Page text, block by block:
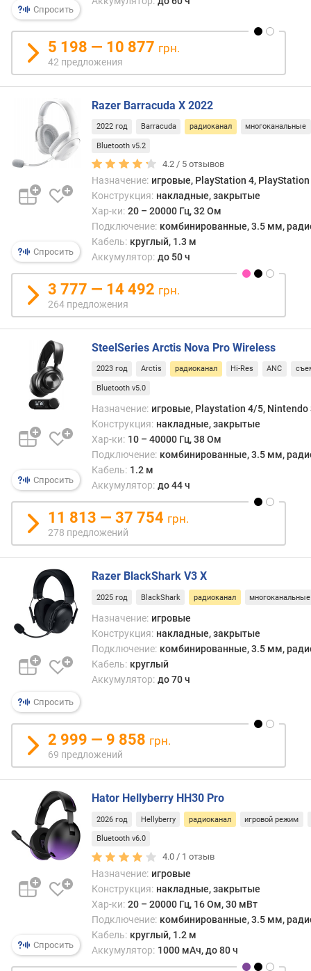
м
.
а
о
т
Г
ц
а
к
с
.
ч
а
о
т
а
Г
ц
ч
в
и
т
е
л
ь
н
о
т
ь
(
д
Б
)
е
с
(
г
к
с
т
Спросить
5 198 — 10 877 грн.
42 предложения
Спросить
Razer Barracuda X 2022
2022 год Barracuda радиоканал многоканальные
Bluetooth v5.2
4.2 / 5 отзывов
Назначение: игровые, PlayStation 4,
Конструкция: накладные, закрытые
Хар-ки: 20 – 20000 Гц, 32 Ом
Подключение: комбинированные, 3.5 мм,
Кабель: круглый, 1.3 м
Аккумулятор: до 50 ч
3 777 — 14 492 грн.
264 предложения
Спросить
SteelSeries Arctis Nova Pro Wireless
2023 год Arctis радиоканал Hi-Res ANC
Bluetooth v5.0
Назначение: игровые, Playstation 4/5, Nintendo
Конструкция: накладные, закрытые
Хар-ки: 10 – 40000 Гц, 38 Ом
Подключение: комбинированные, 3.5 мм,
Кабель: 1.2 м
Аккумулятор: до 44 ч
11 813 — 37 754 грн.
278 предложений
Спросить
Razer BlackShark V3 X
2025 год BlackShark радиоканал многоканальные
Назначение: игровые
Конструкция: накладные, закрытые
Подключение: комбинированные, 3.5 мм,
Кабель: круглый
Аккумулятор: до 70 ч
2 999 — 9 858 грн.
69 предложений
Спросить
Hator Hellyberry HH30 Pro
2026 год Hellyberry радиоканал игровой режим
Bluetooth v6.0
4.0 / 1 отзыв
Назначение: игровые
Конструкция: накладные, закрытые
Хар-ки: 20 – 20000 Гц, 16 Ом, 30 мВт
Подключение: комбинированные, 3.5 мм,
Кабель: круглый, 1.2 м
Аккумулятор: 1000 мАч, до 80 ч